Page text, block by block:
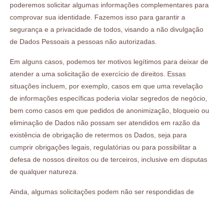
poderemos solicitar algumas informações complementares para
comprovar sua identidade. Fazemos isso para garantir a
segurança e a privacidade de todos, visando a não divulgação
de Dados Pessoais a pessoas não autorizadas.
Em alguns casos, podemos ter motivos legítimos para deixar de
atender a uma solicitação de exercício de direitos. Essas
situações incluem, por exemplo, casos em que uma revelação
de informações específicas poderia violar segredos de negócio,
bem como casos em que pedidos de anonimização, bloqueio ou
eliminação de Dados não possam ser atendidos em razão da
existência de obrigação de retermos os Dados, seja para
cumprir obrigações legais, regulatórias ou para possibilitar a
defesa de nossos direitos ou de terceiros, inclusive em disputas
de qualquer natureza.
Ainda, algumas solicitações podem não ser respondidas de